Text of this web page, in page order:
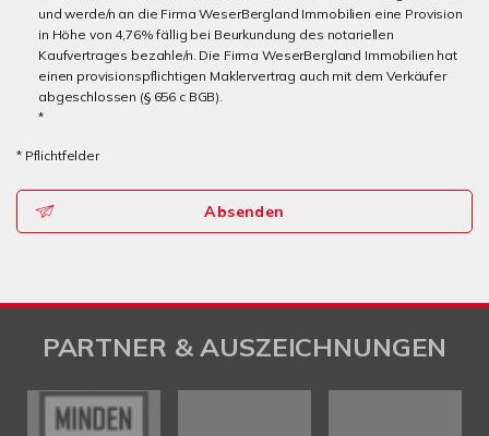
und werde/n an die Firma WeserBergland Immobilien eine Provision
in Höhe von 4,76% fällig bei Beurkundung des notariellen
Kaufvertrages bezahle/n. Die Firma WeserBergland Immobilien hat
einen provisionspflichtigen Maklervertrag auch mit dem Verkäufer
abgeschlossen (§ 656 c BGB).
*
* Pflichtfelder
Absenden
PARTNER & AUSZEICHNUNGEN